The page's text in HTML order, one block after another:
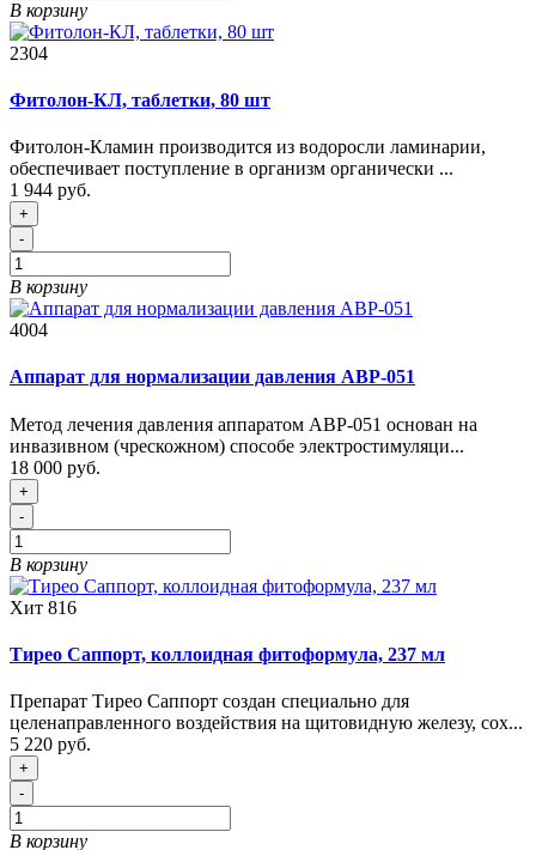
В корзину
2304
Фитолон-КЛ, таблетки, 80 шт
Фитолон-Кламин производится из водоросли ламинарии,
обеспечивает поступление в организм органически ...
1 944 руб.
+
-
В корзину
4004
Аппарат для нормализации давления АВР-051
Метод лечения давления аппаратом АВР-051 основан на
инвазивном (чрескожном) способе электростимуляци...
18 000 руб.
+
-
В корзину
Хит 816
Тирео Саппорт, коллоидная фитоформула, 237 мл
Препарат Тирео Саппорт создан специально для
целенаправленного воздействия на щитовидную железу, сох...
5 220 руб.
+
-
В корзину